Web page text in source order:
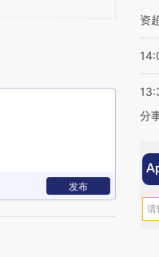
发布
资
分